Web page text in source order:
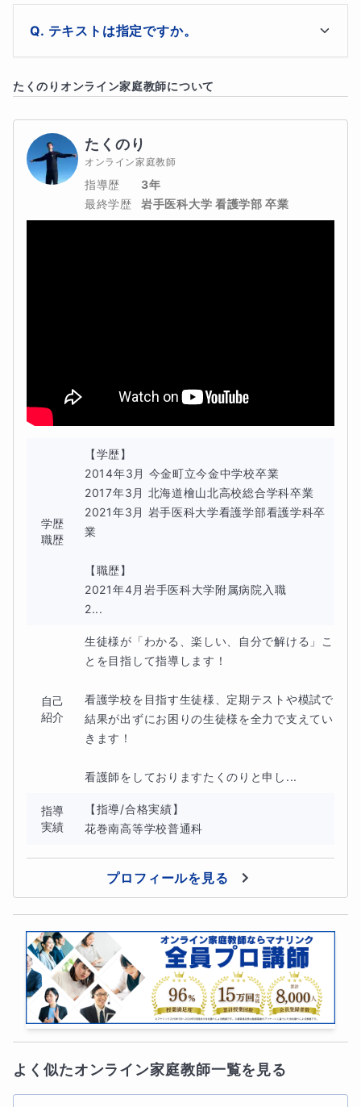
・英文法
→単元別に学習する。時制、態、助動詞、不定詞、動名
暗記と理解の両方を用いて体得していただく。
◆受講の仕方
初回授業はそのまま受講してください。その後に授業に関
◆最後に一言
英語で得点を安定させるには基礎を固めることがなにより
も大切です。すなわち、英単語、英文法のことです。それ
なしでは、次のステップである長文リーディング、ライテ
ィング、リスニングの得点安定にはつながりません。地味
な分野ですが、なるべく面白く、理解しやすいような授業
たが、様々な方法でそれを乗り越えてきました。過去には
教え子で、英語の成績が下から2番目だった生徒を上から
2番目にしたことがあります。分からないを分かるに、で
きないをできるに変えていきませんか。
①質問数：制限無し、対応時間：午前中or18時以降、対
応頻度：1日1回〜3回程度（なるべく返信を早く返すよう
に致しますが、遅くなることもあります）
②おすすめ理由：授業以外の疑問を解決できます！
③料金：月額3500円
テキストは指定ですか。
たくのり オンライン家庭教師について
たくのり
オンライン家庭教師
指導歴
3年
最終学歴
岩手医科大学 看護学部 卒業
学歴
職歴
【学歴】
2014年3月 今金町立今金中学校卒業
2017年3月 北海道檜山北高校総合学科卒業
2021年3月 岩手医科大学看護学部看護学科卒
業
【職歴】
2021年4月岩手医科大学附属病院入職
2...
自己
紹介
生徒様が「わかる、楽しい、自分で解ける」こ
とを目指して指導します！
看護学校を目指す生徒様、定期テストや模試で
結果が出ずにお困りの生徒様を全力で支えてい
きます！
看護師をしておりますたくのりと申し...
指導
実績
【指導/合格実績】
花巻南高等学校普通科
プロフィールを見る
よく似たオンライン家庭教師一覧を見る